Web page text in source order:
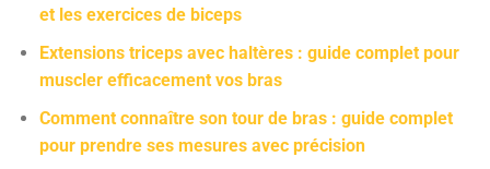
et les exercices de biceps
Extensions triceps avec haltères : guide complet pour
muscler efficacement vos bras
Comment connaître son tour de bras : guide complet
pour prendre ses mesures avec précision